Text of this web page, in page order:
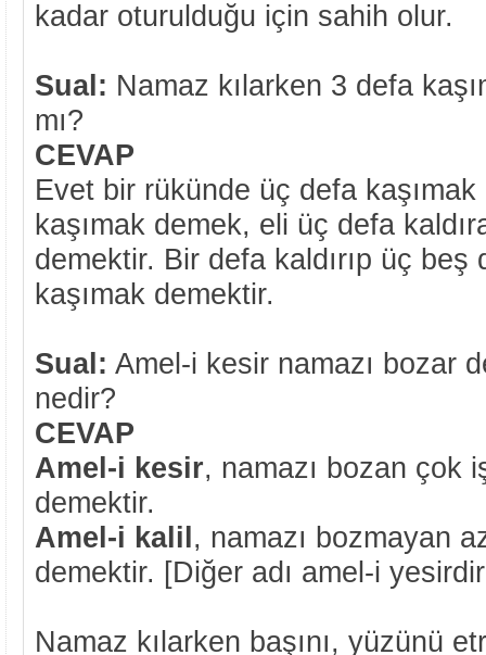
kadar oturulduğu için sahih olur.
Sual: Namaz kılarken 3 defa
mı?
CEVAP
Evet bir rükünde üç defa
kaşımak demek, eli üç defa
demektir. Bir defa kaldırıp üç beş
kaşımak demektir.
Sual: Amel-i kesir namazı bozar
nedir?
CEVAP
Amel-i kesir, namazı bozan çok
demektir.
Amel-i kalil, namazı bozmayan
demektir. [Diğer adı amel-i
Namaz kılarken başını, yüzünü